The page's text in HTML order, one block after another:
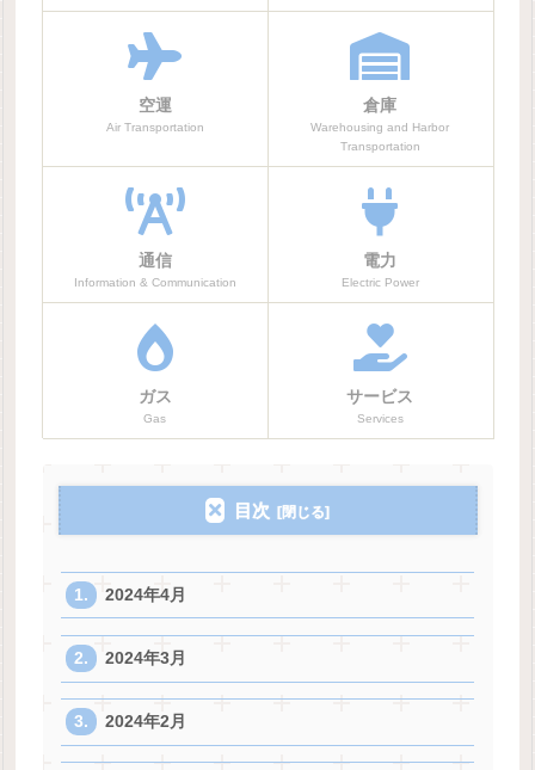
空運
Air Transportation
倉庫
Warehousing and Harbor
Transportation
通信
Information & Communication
電力
Electric Power
ガス
Gas
サービス
Services
目次
2024年4月
2024年3月
2024年2月